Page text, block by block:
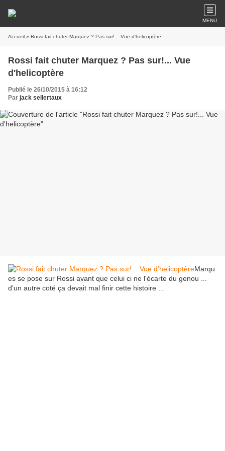
MENU
Accueil » Rossi fait chuter Marquez ? Pas sur!... Vue d'helicoptère
Rossi fait chuter Marquez ? Pas sur!... Vue
d'helicoptère
Publié le 26/10/2015 à 16:12
Par jack sellertaux
Marqu
es se pose sur Rossi avant que celui ci ne l'écarte du genou ...
d'un autre coté ça devait mal finir cette histoire ...